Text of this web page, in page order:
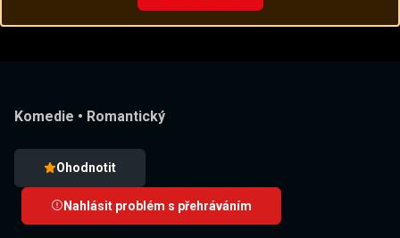
Komedie • Romantický
Ohodnotit
Nahlásit problém s přehráváním